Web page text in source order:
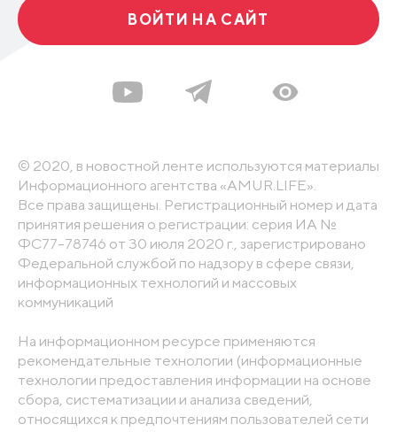
ВОЙТИ НА САЙТ
© 2020, в новостной ленте используются материалы
Информационного агентства «AMUR.LIFE».
Все права защищены. Регистрационный номер и дата
принятия решения о регистрации: серия ИА №
ФС77-78746 от 30 июля 2020 г., зарегистрировано
Федеральной службой по надзору в сфере связи,
информационных технологий и массовых
коммуникаций
На информационном ресурсе применяются
рекомендательные технологии (информационные
технологии предоставления информации на основе
сбора, систематизации и анализа сведений,
относящихся к предпочтениям пользователей сети